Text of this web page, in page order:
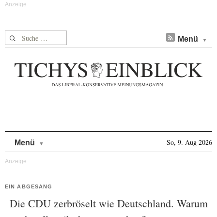
Suche nach: Menü
Menü So, 9. Aug 2026
EIN ABGESANG
Die CDU zerbröselt wie Deutschland. Warum